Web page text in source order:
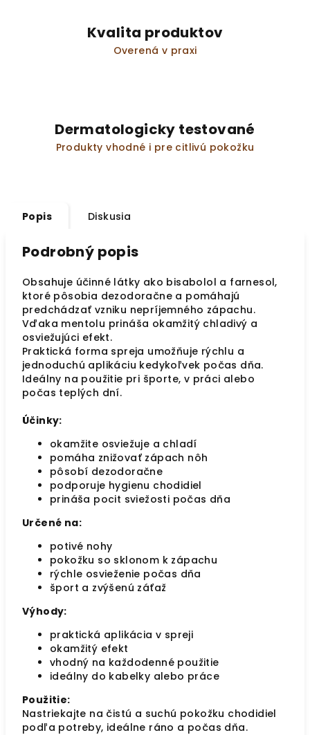
Kvalita produktov
Overená v praxi
Dermatologicky testované
Produkty vhodné i pre citlivú pokožku
Popis Diskusia
Podrobný popis
Obsahuje účinné látky ako bisabolol a farnesol,
ktoré pôsobia dezodoračne a pomáhajú
predchádzať vzniku nepríjemného zápachu.
Vďaka mentolu prináša okamžitý chladivý a
osviežujúci efekt.
Praktická forma spreja umožňuje rýchlu a
jednoduchú aplikáciu kedykoľvek počas dňa.
Ideálny na použitie pri športe, v práci alebo
počas teplých dní.
Účinky:
okamžite osviežuje a chladí
pomáha znižovať zápach nôh
pôsobí dezodoračne
podporuje hygienu chodidiel
prináša pocit sviežosti počas dňa
Určené na:
potivé nohy
pokožku so sklonom k zápachu
rýchle osvieženie počas dňa
šport a zvýšenú záťaž
Výhody:
praktická aplikácia v spreji
okamžitý efekt
vhodný na každodenné použitie
ideálny do kabelky alebo práce
Použitie:
Nastriekajte na čistú a suchú pokožku chodidiel
podľa potreby, ideálne ráno a počas dňa.